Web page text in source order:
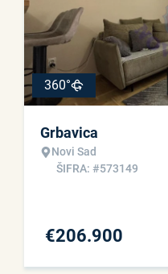
360°
Grbavica
Novi Sad
ŠIFRA: #573149
€206.900